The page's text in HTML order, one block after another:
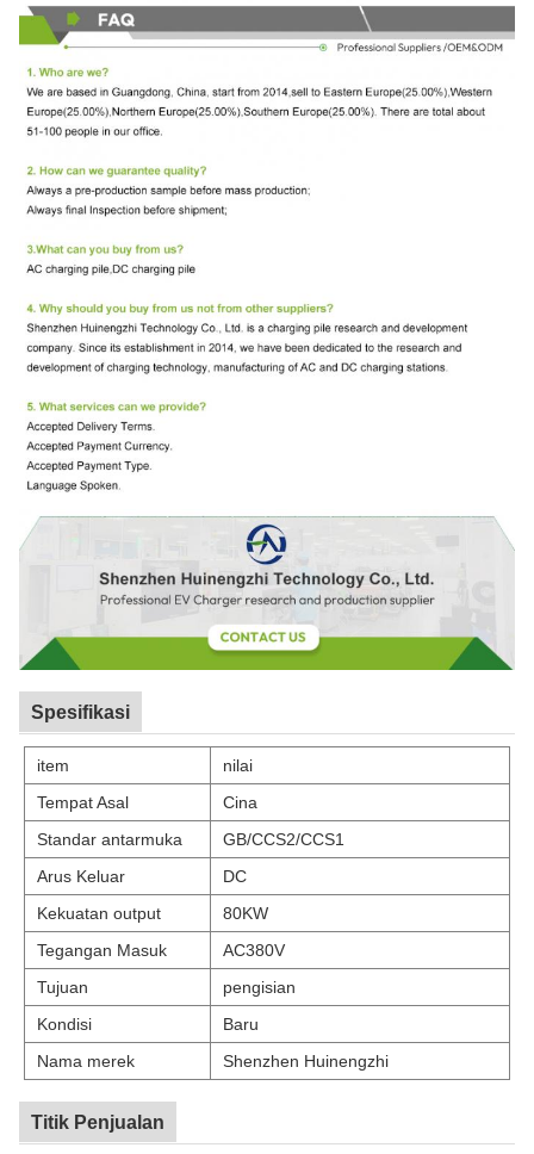
Spesifikasi
item
nilai
Tempat Asal
Cina
Standar antarmuka
GB/CCS2/CCS1
Arus Keluar
DC
Kekuatan output
80KW
Tegangan Masuk
AC380V
Tujuan
pengisian
Kondisi
Baru
Nama merek
Shenzhen Huinengzhi
Titik Penjualan